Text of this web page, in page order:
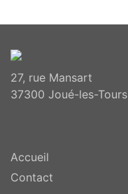
27, rue Mansart
37300 Joué-les-Tours
Accueil
Contact